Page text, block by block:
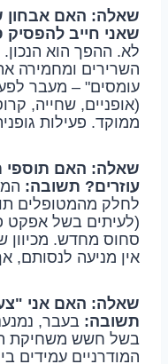
שאלה: האם אבחון
שאני חייב להפסיק
לא. ההפך הוא
השרירים ומחמירה
עומסים" – מעבר
(אופניים, שחייה,
ממוקד. פעילות
שאלה: האם תוספי
עוזרים? תשובה:
לחלק מהמטופלים
(לעיתים בשל אפקט
סחוס מחדש. מכיוון
אין מניעה לנסותם,
שאלה: האם אני
תשובה: בעבר,
בשל חשש משחיקת